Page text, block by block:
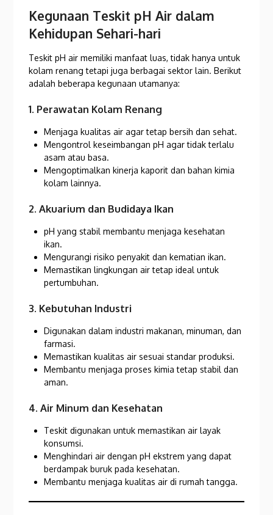
Kegunaan Teskit pH Air dalam
Kehidupan Sehari-hari
Teskit pH air memiliki manfaat luas, tidak hanya untuk
kolam renang tetapi juga berbagai sektor lain. Berikut
adalah beberapa kegunaan utamanya:
1. Perawatan Kolam Renang
Menjaga kualitas air agar tetap bersih dan sehat.
Mengontrol keseimbangan pH agar tidak terlalu
asam atau basa.
Mengoptimalkan kinerja kaporit dan bahan kimia
kolam lainnya.
2. Akuarium dan Budidaya Ikan
pH yang stabil membantu menjaga kesehatan
ikan.
Mengurangi risiko penyakit dan kematian ikan.
Memastikan lingkungan air tetap ideal untuk
pertumbuhan.
3. Kebutuhan Industri
Digunakan dalam industri makanan, minuman, dan
farmasi.
Memastikan kualitas air sesuai standar produksi.
Membantu menjaga proses kimia tetap stabil dan
aman.
4. Air Minum dan Kesehatan
Teskit digunakan untuk memastikan air layak
konsumsi.
Menghindari air dengan pH ekstrem yang dapat
berdampak buruk pada kesehatan.
Membantu menjaga kualitas air di rumah tangga.